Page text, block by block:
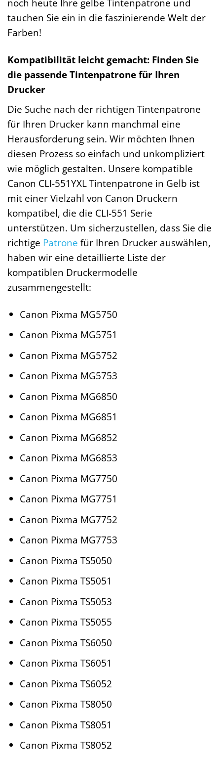
noch heute Ihre gelbe Tintenpatrone und
tauchen Sie ein in die faszinierende Welt der
Farben!
Kompatibilität leicht gemacht: Finden Sie
die passende Tintenpatrone für Ihren
Drucker
Die Suche nach der richtigen Tintenpatrone
für Ihren Drucker kann manchmal eine
Herausforderung sein. Wir möchten Ihnen
diesen Prozess so einfach und unkompliziert
wie möglich gestalten. Unsere kompatible
Canon CLI-551YXL Tintenpatrone in Gelb ist
mit einer Vielzahl von Canon Druckern
kompatibel, die die CLI-551 Serie
unterstützen. Um sicherzustellen, dass Sie die
richtige Patrone für Ihren Drucker auswählen,
haben wir eine detaillierte Liste der
kompatiblen Druckermodelle
zusammengestellt:
Canon Pixma MG5750
Canon Pixma MG5751
Canon Pixma MG5752
Canon Pixma MG5753
Canon Pixma MG6850
Canon Pixma MG6851
Canon Pixma MG6852
Canon Pixma MG6853
Canon Pixma MG7750
Canon Pixma MG7751
Canon Pixma MG7752
Canon Pixma MG7753
Canon Pixma TS5050
Canon Pixma TS5051
Canon Pixma TS5053
Canon Pixma TS5055
Canon Pixma TS6050
Canon Pixma TS6051
Canon Pixma TS6052
Canon Pixma TS8050
Canon Pixma TS8051
Canon Pixma TS8052